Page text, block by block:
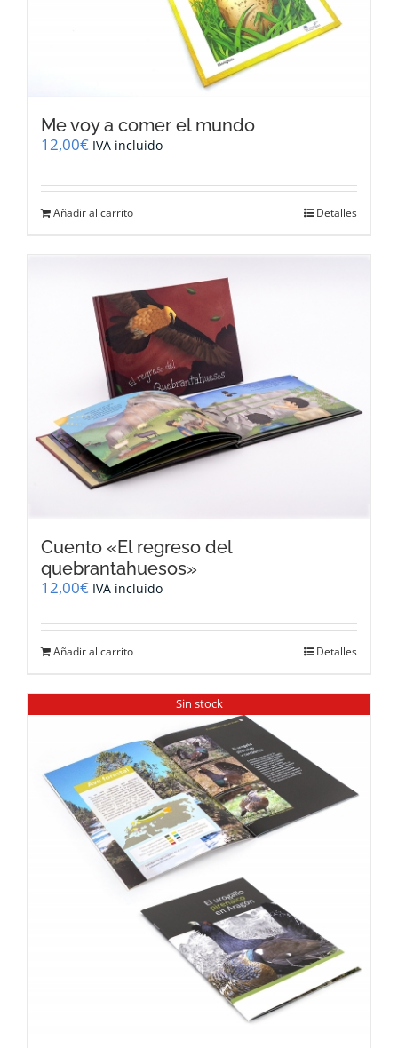
Me voy a comer el mundo
12,00€ IVA incluido
Añadir al carrito Detalles
Cuento «El regreso del
quebrantahuesos»
12,00€ IVA incluido
Añadir al carrito Detalles
Sin stock